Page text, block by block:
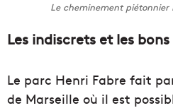
Le cheminement piétonnier
Les indiscrets et les
Le parc Henri Fabre fait
de Marseille où il est